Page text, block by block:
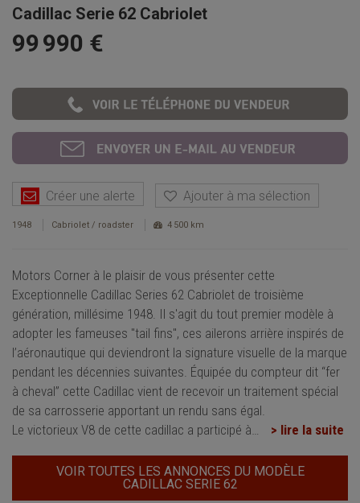
Cadillac Serie 62 Cabriolet
99 990 €
Créer une alerte Ajouter à ma sélection
1948 Cabriolet / roadster 4 500 km
Motors Corner à le plaisir de vous présenter cette
Exceptionnelle Cadillac Series 62 Cabriolet de troisième
génération, millésime 1948. Il s'agit du tout premier modèle à
adopter les fameuses "tail fins", ces ailerons arrière inspirés de
l’aéronautique qui deviendront la signature visuelle de la marque
pendant les décennies suivantes. Équipée du compteur dit “fer
à cheval” cette Cadillac vient de recevoir un traitement spécial
de sa carrosserie apportant un rendu sans égal.
Le victorieux V8 de cette cadillac a participé à
> lire la suite
VOIR TOUTES LES ANNONCES DU MODÈLE
CADILLAC SERIE 62